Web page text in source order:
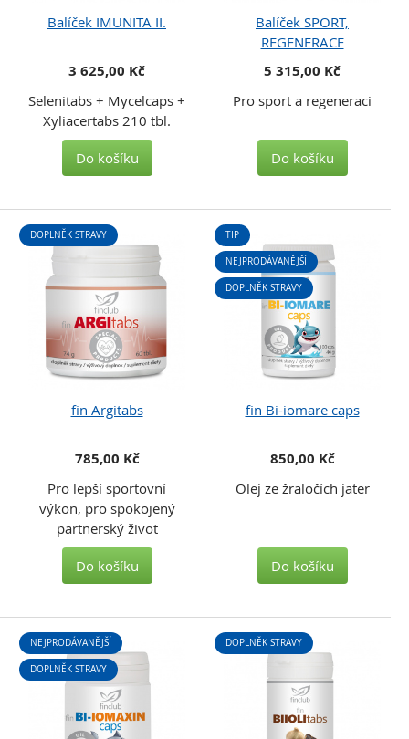
Balíček IMUNITA II.
3 625,00 Kč
Selenitabs + Mycelcaps +
Xyliacertabs 210 tbl.
Do košíku
Balíček SPORT,
REGENERACE
5 315,00 Kč
Pro sport a regeneraci
Do košíku
fin Argitabs
DOPLNĚK STRAVY
785,00 Kč
Pro lepší sportovní
výkon, pro spokojený
partnerský život
Do košíku
fin Bi-iomare caps
TIP
NEJPRODÁVANĚJŠÍ
DOPLNĚK STRAVY
850,00 Kč
Olej ze žraločích jater
Do košíku
NEJPRODÁVANĚJŠÍ
DOPLNĚK STRAVY
DOPLNĚK STRAVY